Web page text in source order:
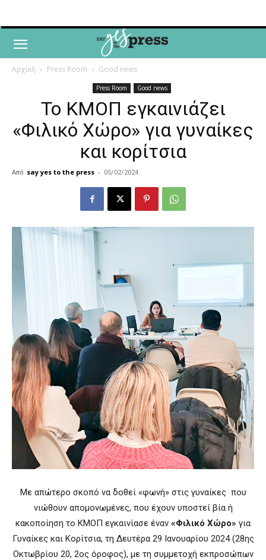
Αρχική Press Room Good news
Press Room Good news
Το ΚΜΟΠ εγκαινιάζει
«Φιλικό Χώρο» για γυναίκες
και κορίτσια
Από say yes to the press - 05/02/2024
Με απώτερο σκοπό να δοθεί «φωνή» στις γυναίκες που
νιώθουν απομονωμένες, που έχουν υποστεί βία ή
κακοποίηση το ΚΜΟΠ εγκαινίασε έναν «Φιλικό Χώρο» για
Γυναίκες και Κορίτσια, τη Δευτέρα 29 Ιανουαρίου 2024 (28ης
Οκτωβρίου 20, 2ος όροφος), με τη συμμετοχή εκπροσώπων